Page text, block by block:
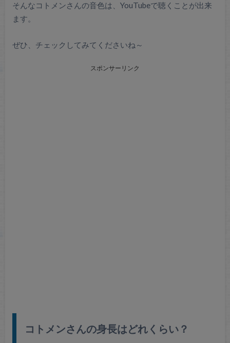
そんなコトメンさんの音色は、YouTubeで聴くことが出来
ます。
ぜひ、チェックしてみてくださいね～
スポンサーリンク
コトメンさんの身長はどれくらい？